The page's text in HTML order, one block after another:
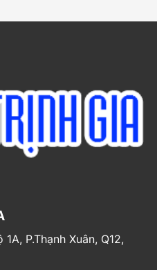
P.Thạnh Xuân, Q12,